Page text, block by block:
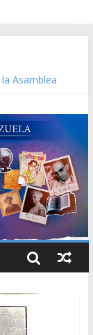
Asamblea
CXXXIII Mes V,